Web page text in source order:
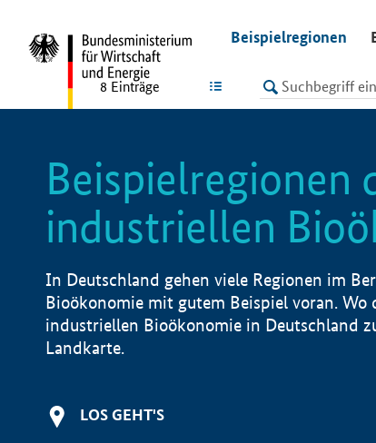
Beispielregionen
LISTE
8 Einträge
Beispielregionen
industriellen
In Deutschland gehen viele Regionen im
Bioökonomie mit gutem Beispiel voran. Wo
industriellen Bioökonomie in Deutschland
Landkarte.
LOS GEHT'S